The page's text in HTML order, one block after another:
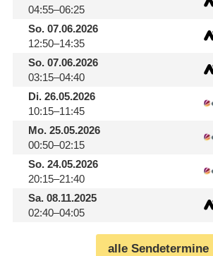
04:55–06:25
So.07.06.2026
12:50–14:35
So.07.06.2026
03:15–04:40
Di.26.05.2026
10:15–11:45
Mo.25.05.2026
00:50–02:15
So.24.05.2026
20:15–21:40
Sa.08.11.2025
02:40–04:05
alle Sendetermine